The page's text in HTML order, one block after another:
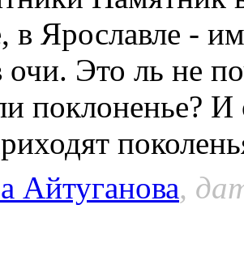
в Ярославле -
Это ль не
поклоненье? И
Айтуганова,